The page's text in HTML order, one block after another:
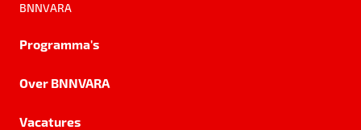
BNNVARA
Programma's
Over BNNVARA
Vacatures